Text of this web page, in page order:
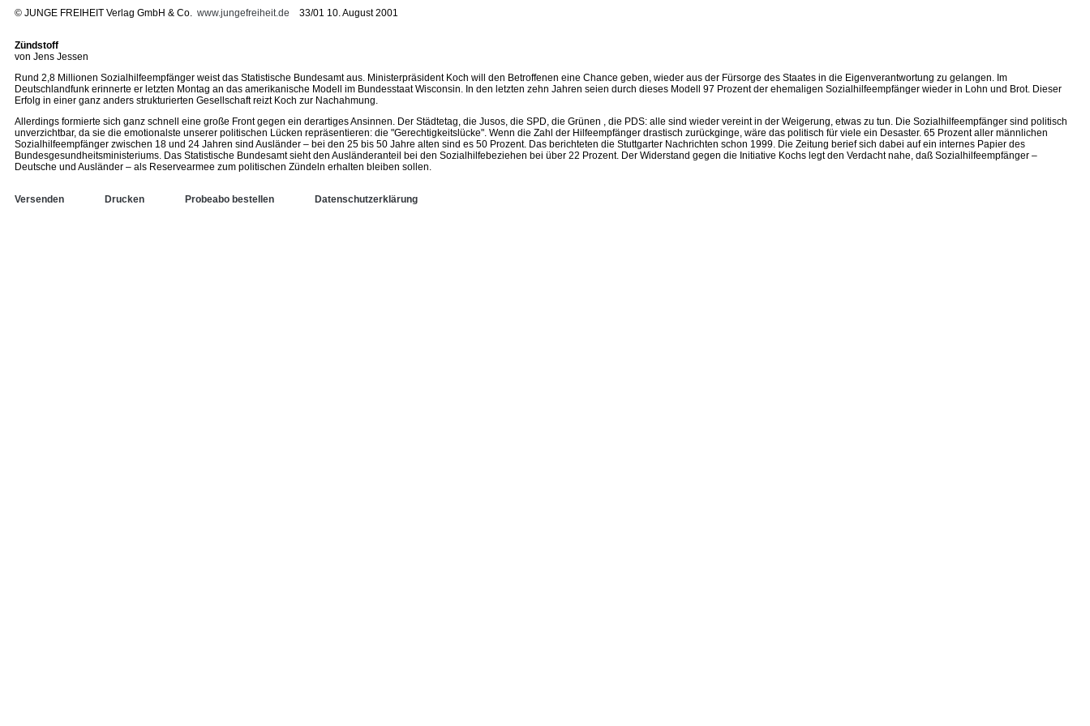
© JUNGE FREIHEIT Verlag GmbH & Co. www.jungefreiheit.de 33/01 10. August 2001
Zündstoff
von Jens Jessen
Rund 2,8 Millionen Sozialhilfeempfänger weist das Statistische Bundesamt aus. Ministerpräsident Koch will den Betroffenen eine Chance geben, wieder aus der Fürsorge des Staates in die Eigenverantwortung zu gelangen. Im
Deutschlandfunk erinnerte er letzten Montag an das amerikanische Modell im Bundesstaat Wisconsin. In den letzten zehn Jahren seien durch dieses Modell 97 Prozent der ehemaligen Sozialhilfeempfänger wieder in Lohn und Brot. Dieser
Erfolg in einer ganz anders strukturierten Gesellschaft reizt Koch zur Nachahmung.
Allerdings formierte sich ganz schnell eine große Front gegen ein derartiges Ansinnen. Der Städtetag, die Jusos, die SPD, die Grünen , die PDS: alle sind wieder vereint in der Weigerung, etwas zu tun. Die Sozialhilfeempfänger sind politisch
unverzichtbar, da sie die emotionalste unserer politischen Lücken repräsentieren: die "Gerechtigkeitslücke". Wenn die Zahl der Hilfeempfänger drastisch zurückginge, wäre das politisch für viele ein Desaster. 65 Prozent aller männlichen
Sozialhilfeempfänger zwischen 18 und 24 Jahren sind Ausländer – bei den 25 bis 50 Jahre alten sind es 50 Prozent. Das berichteten die Stuttgarter Nachrichten schon 1999. Die Zeitung berief sich dabei auf ein internes Papier des
Bundesgesundheitsministeriums. Das Statistische Bundesamt sieht den Ausländeranteil bei den Sozialhilfebeziehen bei über 22 Prozent. Der Widerstand gegen die Initiative Kochs legt den Verdacht nahe, daß Sozialhilfeempfänger –
Deutsche und Ausländer – als Reservearmee zum politischen Zündeln erhalten bleiben sollen.
Versenden Drucken Probeabo bestellen Datenschutzerklärung